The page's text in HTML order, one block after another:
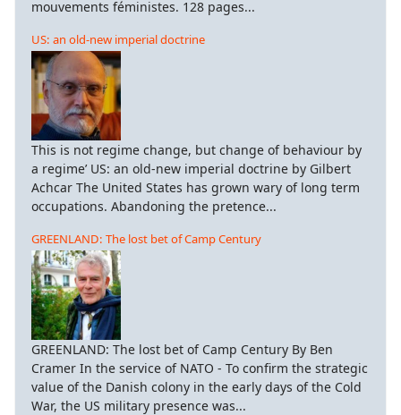
mouvements féministes. 128 pages...
US: an old-new imperial doctrine
This is not regime change, but change of behaviour by
a regime’ US: an old-new imperial doctrine by Gilbert
Achcar The United States has grown wary of long term
occupations. Abandoning the pretence...
GREENLAND: The lost bet of Camp Century
GREENLAND: The lost bet of Camp Century By Ben
Cramer In the service of NATO - To confirm the strategic
value of the Danish colony in the early days of the Cold
War, the US military presence was...